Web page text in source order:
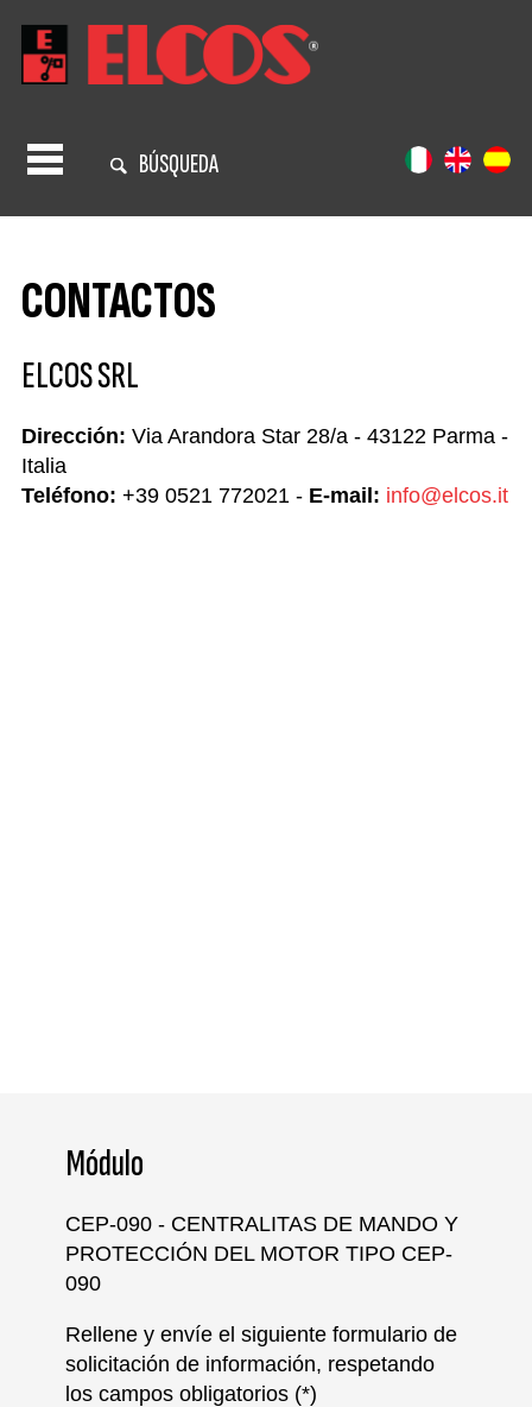
BÚSQUEDA
CONTACTOS
ELCOS SRL
Dirección: Via Arandora Star 28/a - 43122 Parma -
Italia
Teléfono: +39 0521 772021 - E-mail: info@elcos.it
Módulo
CEP-090 - CENTRALITAS DE MANDO Y
PROTECCIÓN DEL MOTOR TIPO CEP-
090
Rellene y envíe el siguiente formulario de
solicitación de información, respetando
los campos obligatorios (*)